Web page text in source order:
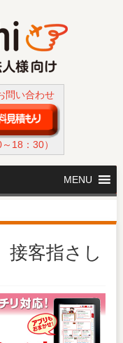
問い合わせ
18：30）
MENU
接客指さし